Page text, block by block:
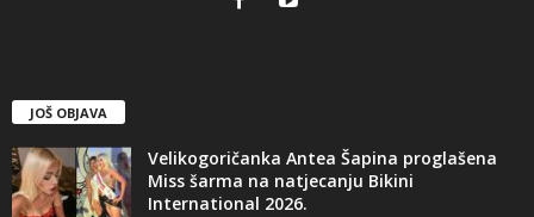
JOŠ OBJAVA
Velikogoričanka Antea Šapina proglašena
Miss šarma na natjecanju Bikini
International 2026.